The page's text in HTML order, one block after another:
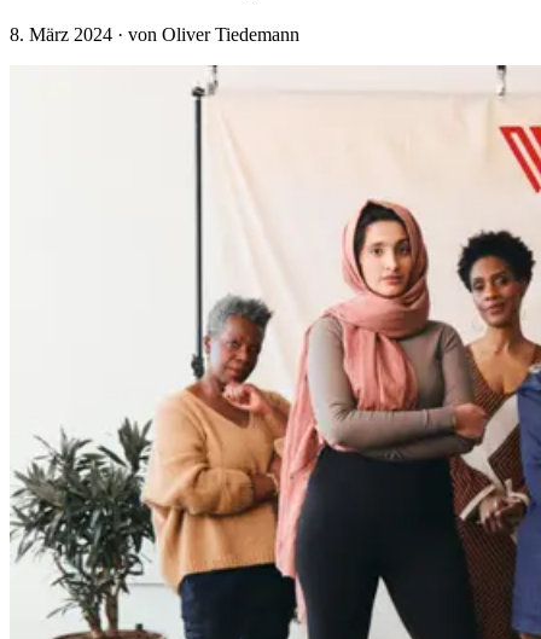
8. März 2024 · von Oliver Tiedemann